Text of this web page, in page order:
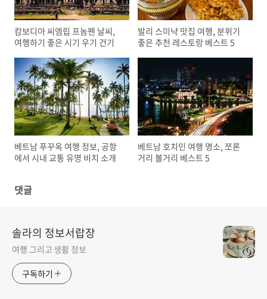
캄보디아 씨엠립 프놈펜 날씨,
여행하기 좋은 시기 우기 건기
발리 스미냑 맛집 여행, 분위기
좋은 추천 레스토랑 베스트 5
베트남 푸꾸옥 여행 정보, 공항
에서 시내 교통 유명 비치 소개
베트남 호치민 여행 명소, 쪼론
거리 볼거리 베스트 5
댓글
솔라의 정보서랍장
여행 그리고 생활 정보
구독하기